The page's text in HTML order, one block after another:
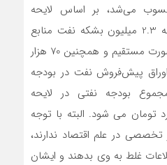
می‌شد، بر اساس لایحه
بودجه دولت با فروش روزانه 2.3 میلیون بشکه نفت منابع
199 هزار میلیارد تومانی به‌صورت مستقیم و همچنین 70 هزار
اوراق پیش‌فروش نفت در بودجه
بودجه نفتی در لایحه
میلیارد تومان می شود. البته با توجه
در علم اقتصاد ندارند،
غلط به وی بدهند و ایشان